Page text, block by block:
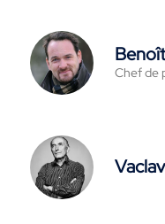
Chef de